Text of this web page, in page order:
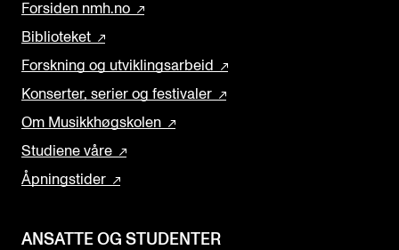
Forsiden nmh.no
Biblioteket
Forskning og utviklingsarbeid
Konserter, serier og festivaler
Om Musikkhøgskolen
Studiene våre
Åpningstider
ANSATTE OG STUDENTER